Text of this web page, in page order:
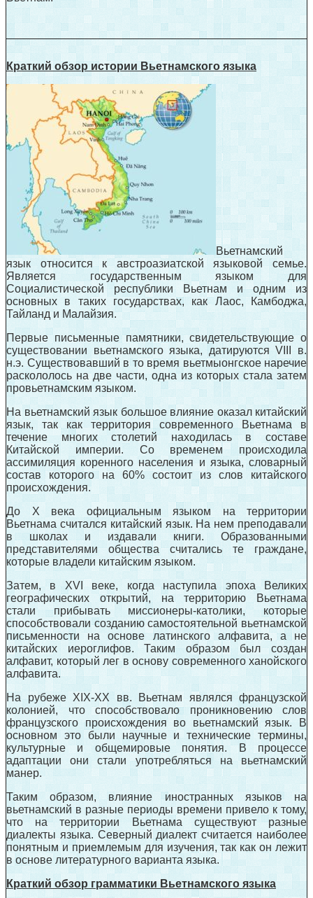
Краткий обзор истории Вьетнамского языка
Вьетнамский
язык относится к австроазиатской языковой семье.
Является государственным языком для
Социалистической республики Вьетнам и одним из
основных в таких государствах, как Лаос, Камбоджа,
Тайланд и Малайзия.
Первые письменные памятники, свидетельствующие о
существовании вьетнамского языка, датируются VIII в.
н.э. Существовавший в то время вьетмыонгское наречие
раскололось на две части, одна из которых стала затем
провьетнамским языком.
На вьетнамский язык большое влияние оказал китайский
язык, так как территория современного Вьетнама в
течение многих столетий находилась в составе
Китайской империи. Со временем происходила
ассимиляция коренного населения и языка, словарный
состав которого на 60% состоит из слов китайского
происхождения.
До X века официальным языком на территории
Вьетнама считался китайский язык. На нем преподавали
в школах и издавали книги. Образованными
представителями общества считались те граждане,
которые владели китайским языком.
Затем, в XVI веке, когда наступила эпоха Великих
географических открытий, на территорию Вьетнама
стали прибывать миссионеры-католики, которые
способствовали созданию самостоятельной вьетнамской
письменности на основе латинского алфавита, а не
китайских иероглифов. Таким образом был создан
алфавит, который лег в основу современного ханойского
алфавита.
На рубеже XIX-XX вв. Вьетнам являлся французской
колонией, что способствовало проникновению слов
французского происхождения во вьетнамский язык. В
основном это были научные и технические термины,
культурные и общемировые понятия. В процессе
адаптации они стали употребляться на вьетнамский
манер.
Таким образом, влияние иностранных языков на
вьетнамский в разные периоды времени привело к тому,
что на территории Вьетнама существуют разные
диалекты языка. Северный диалект считается наиболее
понятным и приемлемым для изучения, так как он лежит
в основе литературного варианта языка.
Краткий обзор грамматики Вьетнамского языка